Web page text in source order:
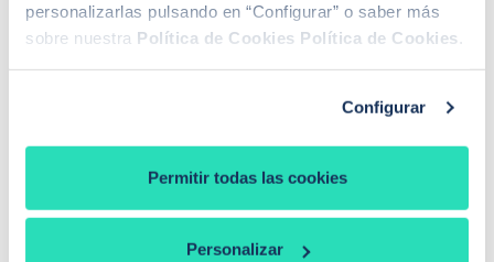
personalizarlas pulsando en “Configurar” o saber más
sobre nuestra Política de Cookies Política de Cookies .
Configurar
Permitir todas las cookies
Personalizar
Nómina
Garantía financiera